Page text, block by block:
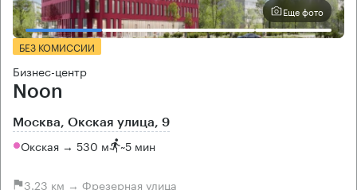
Еще фото
БЕЗ КОМИССИИ
Бизнес-центр
Noon
Москва, Окская улица, 9
Окская → 530 м ~5 мин
3.23 км → Фрезерная улица